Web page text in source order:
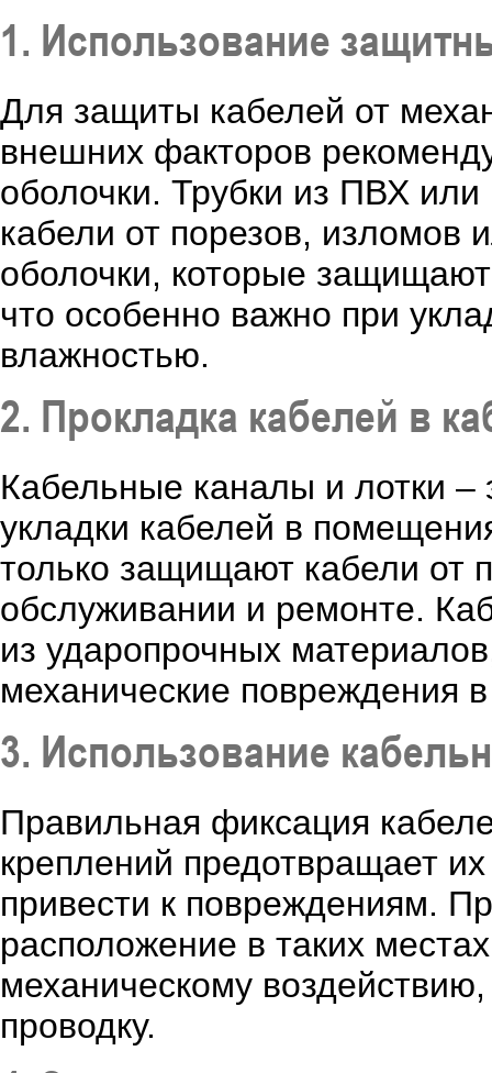
1. Использование
Для защиты кабелей от
внешних факторов
оболочки. Трубки из ПВХ
кабели от порезов, изломов
оболочки, которые
что особенно важно при
влажностью.
2. Прокладка кабелей в
Кабельные каналы и лотки –
укладки кабелей в
только защищают кабели от
обслуживании и ремонте.
из ударопрочных
механические повреждения
3. Использование
Правильная фиксация
креплений предотвращает
привести к повреждениям.
расположение в таких
механическому
проводку.